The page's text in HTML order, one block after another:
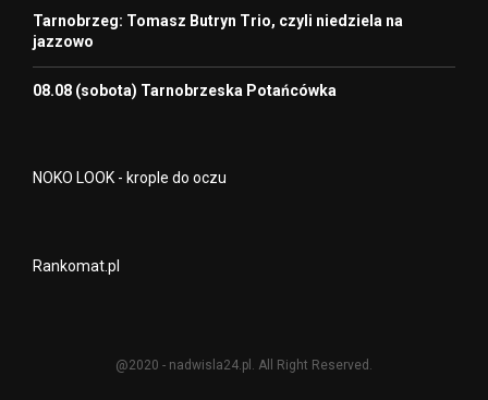
Tarnobrzeg: Tomasz Butryn Trio, czyli niedziela na
jazzowo
08.08 (sobota) Tarnobrzeska Potańcówka
NOKO LOOK - krople do oczu
Rankomat.pl
@2020 - nadwisla24.pl. All Right Reserved.